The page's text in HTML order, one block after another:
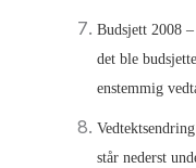
Budsjett 2008
det ble
enstemmig
står nederst